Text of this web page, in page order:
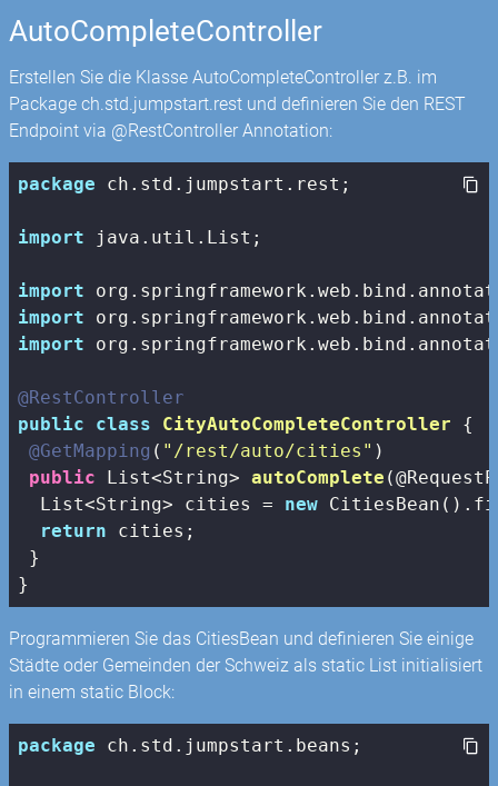
AutoCompleteController
Erstellen Sie die Klasse AutoCompleteController z.B. im
Package ch.std.jumpstart.rest und definieren Sie den REST
Endpoint via @RestController Annotation:
package ch.std.jumpstart.rest;
import java.util.List;
import
import
import
@RestController
public
class CityAutoCompleteController
{
@GetMapping ( "/rest/auto/cities" )
public List<String> autoComplete
  List<String> cities =
new
return cities;
}
}
Programmieren Sie das CitiesBean und definieren Sie einige
Städte oder Gemeinden der Schweiz als static List initialisiert
in einem static Block:
package ch.std.jumpstart.beans;